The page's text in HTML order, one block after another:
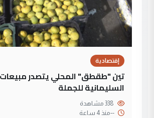
إقتصادية
تين "طقطق" المحلي يتصدر
السليمانية للجملة
--منذ 4 ساعة